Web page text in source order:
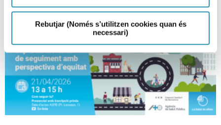
Rebutjar (Només s’utilitzen cookies quan és
necessari)